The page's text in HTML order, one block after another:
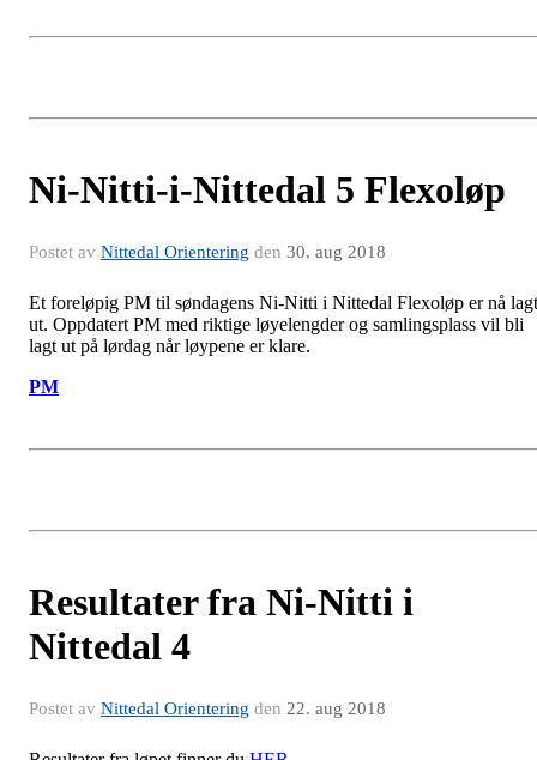
Ni-Nitti-i-Nittedal 5 Flexoløp
Postet av Nittedal Orientering den 30. aug 2018
Et foreløpig PM til søndagens Ni-Nitti i Nittedal Flexoløp er nå lagt
ut. Oppdatert PM med riktige løyelengder og samlingsplass vil bli
lagt ut på lørdag når løypene er klare.
PM
Resultater fra Ni-Nitti i
Nittedal 4
Postet av Nittedal Orientering den 22. aug 2018